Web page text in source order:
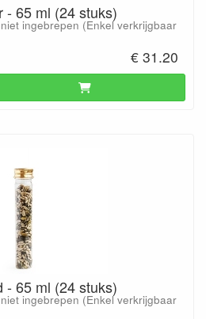
- 65 ml (24 stuks)
ingebrepen (Enkel verkrijgbaar
€ 31.20
- 65 ml (24 stuks)
ingebrepen (Enkel verkrijgbaar